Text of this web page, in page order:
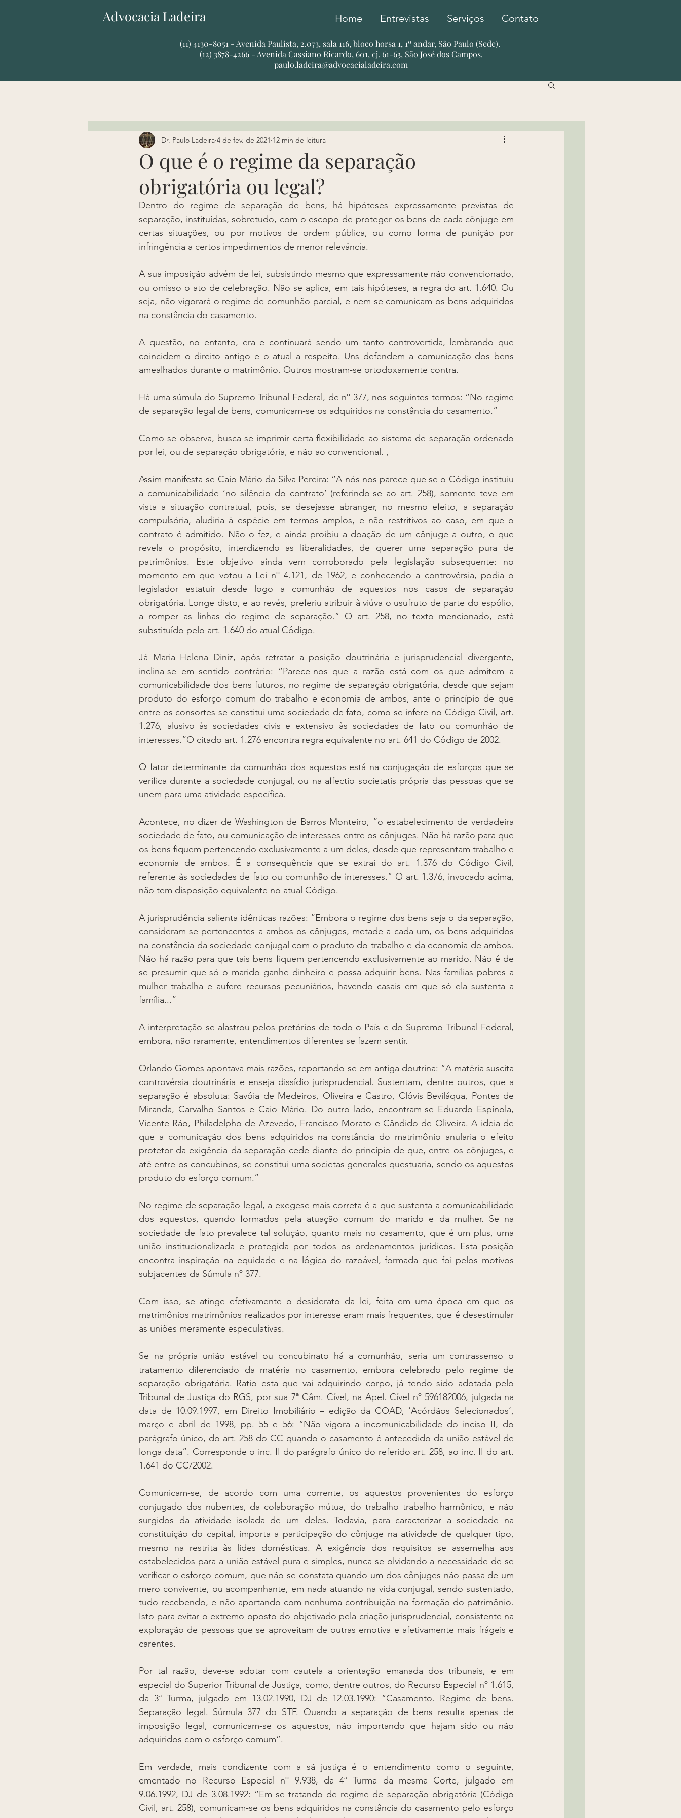
Advocacia Ladeira Home Entrevistas Serviços Contato
​​(11) 4130-8051 - Avenida Paulista, 2.073, sala 116, bloco horsa 1, 1º andar, São Paulo (Sede).
(12) 3878-4266 - Avenida Cassiano Ricardo, 601, cj. 61-63, São José dos Campos.
paulo.ladeira@advocacialadeira.com
O que é o regime da separação
obrigatória ou legal?
Dr. Paulo Ladeira 4 de fev. de 2021 12 min de leitura
Dentro do regime de separação de bens, há hipóteses expressamente previstas de
separação, instituídas, sobretudo, com o escopo de proteger os bens de cada cônjuge em
certas situações, ou por motivos de ordem pública, ou como forma de punição por
infringência a certos impedimentos de menor relevância.
A sua imposição advém de lei, subsistindo mesmo que expressamente não convencionado,
ou omisso o ato de celebração. Não se aplica, em tais hipóteses, a regra do art. 1.640. Ou
seja, não vigorará o regime de comunhão parcial, e nem se comunicam os bens adquiridos
na constância do casamento.
A questão, no entanto, era e continuará sendo um tanto controvertida, lembrando que
coincidem o direito antigo e o atual a respeito. Uns defendem a comunicação dos bens
amealhados durante o matrimônio. Outros mostram-se ortodoxamente contra.
Há uma súmula do Supremo Tribunal Federal, de nº 377, nos seguintes termos: “No regime
de separação legal de bens, comunicam-se os adquiridos na constância do casamento.”
Como se observa, busca-se imprimir certa flexibilidade ao sistema de separação ordenado
por lei, ou de separação obrigatória, e não ao convencional. ,
Assim manifesta-se Caio Mário da Silva Pereira: “A nós nos parece que se o Código instituiu
a comunicabilidade ‘no silêncio do contrato’ (referindo-se ao art. 258), somente teve em
vista a situação contratual, pois, se desejasse abranger, no mesmo efeito, a separação
compulsória, aludiria à espécie em termos amplos, e não restritivos ao caso, em que o
contrato é admitido. Não o fez, e ainda proibiu a doação de um cônjuge a outro, o que
revela o propósito, interdizendo as liberalidades, de querer uma separação pura de
patrimônios. Este objetivo ainda vem corroborado pela legislação subsequente: no
momento em que votou a Lei nº 4.121, de 1962, e conhecendo a controvérsia, podia o
legislador estatuir desde logo a comunhão de aquestos nos casos de separação
obrigatória. Longe disto, e ao revés, preferiu atribuir à viúva o usufruto de parte do espólio,
a romper as linhas do regime de separação.” O art. 258, no texto mencionado, está
substituído pelo art. 1.640 do atual Código.
Já Maria Helena Diniz, após retratar a posição doutrinária e jurisprudencial divergente,
inclina-se em sentido contrário: “Parece-nos que a razão está com os que admitem a
comunicabilidade dos bens futuros, no regime de separação obrigatória, desde que sejam
produto do esforço comum do trabalho e economia de ambos, ante o princípio de que
entre os consortes se constitui uma sociedade de fato, como se infere no Código Civil, art.
1.276, alusivo às sociedades civis e extensivo às sociedades de fato ou comunhão de
interesses.”O citado art. 1.276 encontra regra equivalente no art. 641 do Código de 2002.
O fator determinante da comunhão dos aquestos está na conjugação de esforços que se
verifica durante a sociedade conjugal, ou na affectio societatis própria das pessoas que se
unem para uma atividade específica.
Acontece, no dizer de Washington de Barros Monteiro, “o estabelecimento de verdadeira
sociedade de fato, ou comunicação de interesses entre os cônjuges. Não há razão para que
os bens fiquem pertencendo exclusivamente a um deles, desde que representam trabalho e
economia de ambos. É a consequência que se extrai do art. 1.376 do Código Civil,
referente às sociedades de fato ou comunhão de interesses.” O art. 1.376, invocado acima,
não tem disposição equivalente no atual Código.
A jurisprudência salienta idênticas razões: “Embora o regime dos bens seja o da separação,
consideram-se pertencentes a ambos os cônjuges, metade a cada um, os bens adquiridos
na constância da sociedade conjugal com o produto do trabalho e da economia de ambos.
Não há razão para que tais bens fiquem pertencendo exclusivamente ao marido. Não é de
se presumir que só o marido ganhe dinheiro e possa adquirir bens. Nas famílias pobres a
mulher trabalha e aufere recursos pecuniários, havendo casais em que só ela sustenta a
família...”
A interpretação se alastrou pelos pretórios de todo o País e do Supremo Tribunal Federal,
embora, não raramente, entendimentos diferentes se fazem sentir.
Orlando Gomes apontava mais razões, reportando-se em antiga doutrina: “A matéria suscita
controvérsia doutrinária e enseja dissídio jurisprudencial. Sustentam, dentre outros, que a
separação é absoluta: Savóia de Medeiros, Oliveira e Castro, Clóvis Beviláqua, Pontes de
Miranda, Carvalho Santos e Caio Mário. Do outro lado, encontram-se Eduardo Espínola,
Vicente Ráo, Philadelpho de Azevedo, Francisco Morato e Cândido de Oliveira. A ideia de
que a comunicação dos bens adquiridos na constância do matrimônio anularia o efeito
protetor da exigência da separação cede diante do princípio de que, entre os cônjuges, e
até entre os concubinos, se constitui uma societas generales questuaria, sendo os aquestos
produto do esforço comum.”
No regime de separação legal, a exegese mais correta é a que sustenta a comunicabilidade
dos aquestos, quando formados pela atuação comum do marido e da mulher. Se na
sociedade de fato prevalece tal solução, quanto mais no casamento, que é um plus, uma
união institucionalizada e protegida por todos os ordenamentos jurídicos. Esta posição
encontra inspiração na equidade e na lógica do razoável, formada que foi pelos motivos
subjacentes da Súmula nº 377.
Com isso, se atinge efetivamente o desiderato da lei, feita em uma época em que os
matrimônios matrimônios realizados por interesse eram mais frequentes, que é desestimular
as uniões meramente especulativas.
Se na própria união estável ou concubinato há a comunhão, seria um contrassenso o
tratamento diferenciado da matéria no casamento, embora celebrado pelo regime de
separação obrigatória. Ratio esta que vai adquirindo corpo, já tendo sido adotada pelo
Tribunal de Justiça do RGS, por sua 7ª Câm. Cível, na Apel. Cível nº 596182006, julgada na
data de 10.09.1997, em Direito Imobiliário – edição da COAD, ‘Acórdãos Selecionados’,
março e abril de 1998, pp. 55 e 56: “Não vigora a incomunicabilidade do inciso II, do
parágrafo único, do art. 258 do CC quando o casamento é antecedido da união estável de
longa data”. Corresponde o inc. II do parágrafo único do referido art. 258, ao inc. II do art.
1.641 do CC/2002.
Comunicam-se, de acordo com uma corrente, os aquestos provenientes do esforço
conjugado dos nubentes, da colaboração mútua, do trabalho trabalho harmônico, e não
surgidos da atividade isolada de um deles. Todavia, para caracterizar a sociedade na
constituição do capital, importa a participação do cônjuge na atividade de qualquer tipo,
mesmo na restrita às lides domésticas. A exigência dos requisitos se assemelha aos
estabelecidos para a união estável pura e simples, nunca se olvidando a necessidade de se
verificar o esforço comum, que não se constata quando um dos cônjuges não passa de um
mero convivente, ou acompanhante, em nada atuando na vida conjugal, sendo sustentado,
tudo recebendo, e não aportando com nenhuma contribuição na formação do patrimônio.
Isto para evitar o extremo oposto do objetivado pela criação jurisprudencial, consistente na
exploração de pessoas que se aproveitam de outras emotiva e afetivamente mais frágeis e
carentes.
Por tal razão, deve-se adotar com cautela a orientação emanada dos tribunais, e em
especial do Superior Tribunal de Justiça, como, dentre outros, do Recurso Especial nº 1.615,
da 3ª Turma, julgado em 13.02.1990, DJ de 12.03.1990: “Casamento. Regime de bens.
Separação legal. Súmula 377 do STF. Quando a separação de bens resulta apenas de
imposição legal, comunicam-se os aquestos, não importando que hajam sido ou não
adquiridos com o esforço comum”.
Em verdade, mais condizente com a sã justiça é o entendimento como o seguinte,
ementado no Recurso Especial nº 9.938, da 4ª Turma da mesma Corte, julgado em
9.06.1992, DJ de 3.08.1992: “Em se tratando de regime de separação obrigatória (Código
Civil, art. 258), comunicam-se os bens adquiridos na constância do casamento pelo esforço